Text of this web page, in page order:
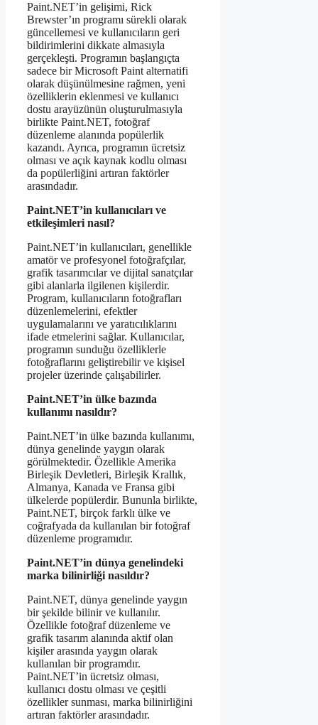
Paint.NET’in gelişimi, Rick
Brewster’ın programı sürekli olarak
güncellemesi ve kullanıcıların geri
bildirimlerini dikkate almasıyla
gerçekleşti. Programın başlangıçta
sadece bir Microsoft Paint alternatifi
olarak düşünülmesine rağmen, yeni
özelliklerin eklenmesi ve kullanıcı
dostu arayüzünün oluşturulmasıyla
birlikte Paint.NET, fotoğraf
düzenleme alanında popülerlik
kazandı. Ayrıca, programın ücretsiz
olması ve açık kaynak kodlu olması
da popülerliğini artıran faktörler
arasındadır.
Paint.NET’in kullanıcıları ve
etkileşimleri nasıl?
Paint.NET’in kullanıcıları, genellikle
amatör ve profesyonel fotoğrafçılar,
grafik tasarımcılar ve dijital sanatçılar
gibi alanlarla ilgilenen kişilerdir.
Program, kullanıcıların fotoğrafları
düzenlemelerini, efektler
uygulamalarını ve yaratıcılıklarını
ifade etmelerini sağlar. Kullanıcılar,
programın sunduğu özelliklerle
fotoğraflarını geliştirebilir ve kişisel
projeler üzerinde çalışabilirler.
Paint.NET’in ülke bazında
kullanımı nasıldır?
Paint.NET’in ülke bazında kullanımı,
dünya genelinde yaygın olarak
görülmektedir. Özellikle Amerika
Birleşik Devletleri, Birleşik Krallık,
Almanya, Kanada ve Fransa gibi
ülkelerde popülerdir. Bununla birlikte,
Paint.NET, birçok farklı ülke ve
coğrafyada da kullanılan bir fotoğraf
düzenleme programıdır.
Paint.NET’in dünya genelindeki
marka bilinirliği nasıldır?
Paint.NET, dünya genelinde yaygın
bir şekilde bilinir ve kullanılır.
Özellikle fotoğraf düzenleme ve
grafik tasarım alanında aktif olan
kişiler arasında yaygın olarak
kullanılan bir programdır.
Paint.NET’in ücretsiz olması,
kullanıcı dostu olması ve çeşitli
özellikler sunması, marka bilinirliğini
artıran faktörler arasındadır.